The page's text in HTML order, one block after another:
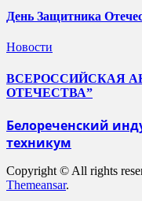
День Защитника
Новости
ВСЕРОССИЙСКАЯ
ОТЕЧЕСТВА”
Белореченский
техникум
Copyright © All rights
Themeansar.